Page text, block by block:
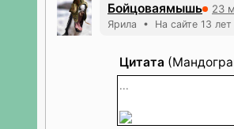
Бойцоваямышь 23
Ярила • На сайте 13 лет
Цитата
...